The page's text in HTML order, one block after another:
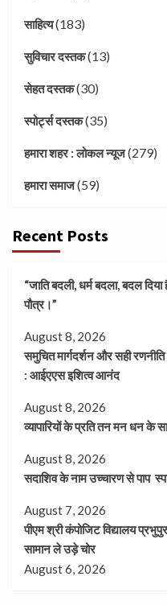
साहित्य(183)
सुविचार दस्तक(13)
सेहत दस्तक(30)
स्पोर्ट्स दस्तक(35)
हमारा शहर : लोकल न्यूज(279)
हमारा समाज(59)
Recent Posts
“जाति बदली, धर्म बदला, बदल
पौत्र।”
August 8, 2026
समुचित मार्गदर्शन और सही
: आईएएस इशित्व आनंद
August 8, 2026
व्यापारियों के प्रति तन मन धन के
August 8, 2026
सदाशिव के नाम उच्चारण से पाप
August 7, 2026
पीएम श्री कंपोजिट विद्यालय
सामान ले उड़े चोर
August 6, 2026